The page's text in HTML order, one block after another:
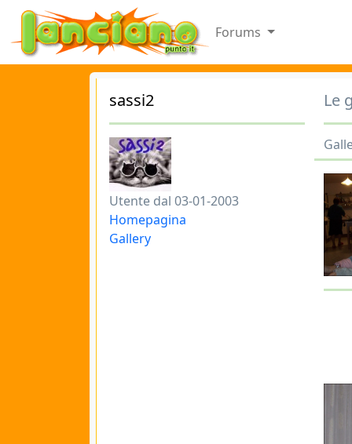
Forums
sassi2
Utente dal 03-01-2003
Homepagina
Gallery
Le